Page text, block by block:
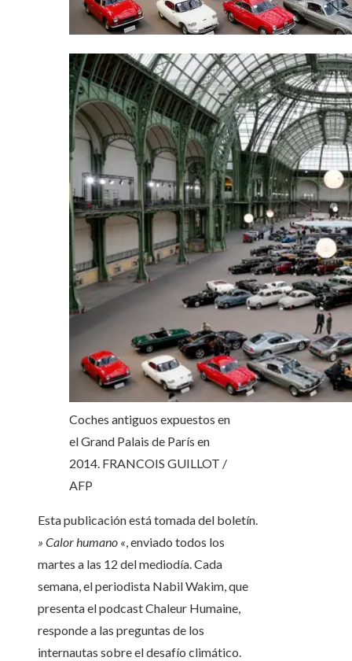
Coches antiguos expuestos en
el Grand Palais de París en
2014. FRANCOIS GUILLOT /
AFP
Esta publicación está tomada del boletín.
» Calor humano «, enviado todos los
martes a las 12 del mediodía. Cada
semana, el periodista Nabil Wakim, que
presenta el podcast Chaleur Humaine,
responde a las preguntas de los
internautas sobre el desafío climático.